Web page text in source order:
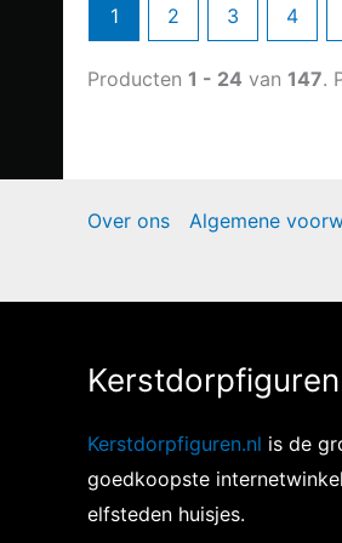
1 2 3 4
Producten 1 - 24 van 147.
Over ons Algemene
Kerstdorpfiguren.nl is de
goedkoopste
elfsteden huisjes.